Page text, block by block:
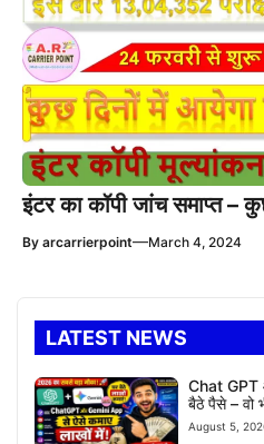
इंटर का कॉपी जांच समाप्त –
By arcarrierpoint—March 4, 2024
LATEST NEWS
Chat GPT
बैठे पैसे – वो
August 5,